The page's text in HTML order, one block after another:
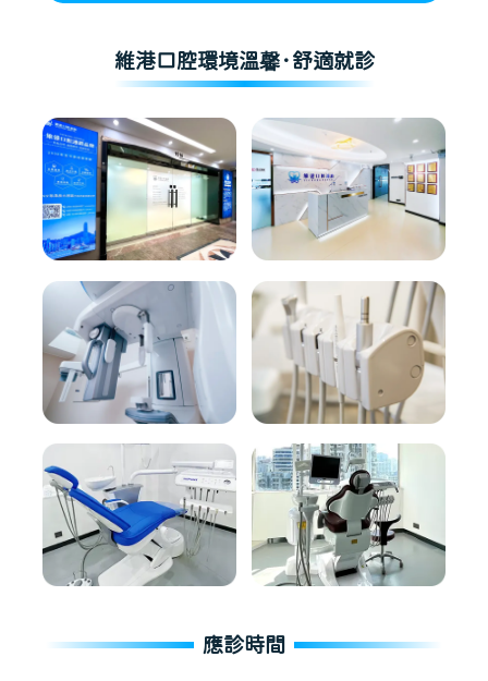
維港口腔環境溫馨·舒適就診
應診時間